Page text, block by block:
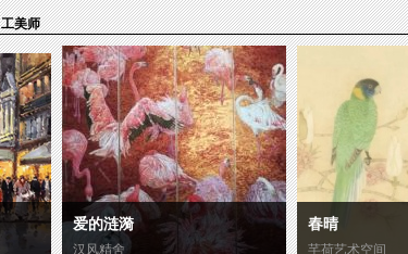
工美师
爱的涟漪
汉风精舍
春晴
芊荷艺术空间